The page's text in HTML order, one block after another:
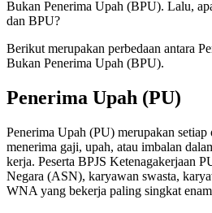
Bukan Penerima Upah (BPU). Lalu,
dan BPU?
Berikut merupakan perbedaan antara
Bukan Penerima Upah (BPU).
Penerima Upah (PU)
Penerima Upah (PU) merupakan setiap
menerima gaji, upah, atau imbalan
kerja. Peserta BPJS Ketenagakerjaan
Negara (ASN), karyawan swasta,
WNA yang bekerja paling singkat